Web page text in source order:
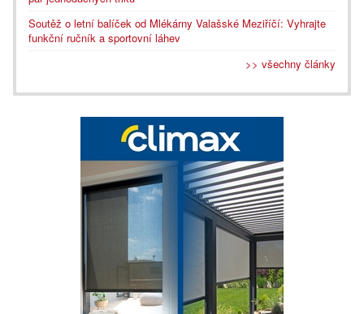
Soutěž o letní balíček od Mlékárny Valašské Meziříčí: Vyhrajte
funkční ručník a sportovní láhev
>> všechny články